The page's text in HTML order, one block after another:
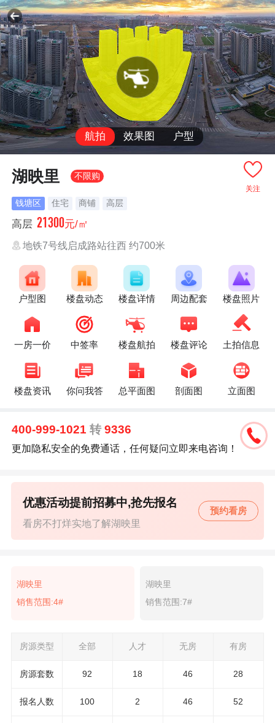
航拍 效果图 户型
关注
湖映里 不限购
钱塘区 住宅 商铺 高层
高层 21300元/㎡
地铁7号线启成路站往西 约700米
户型图 楼盘动态 楼盘详情 周边配套 楼盘照片
一房一价 中签率 楼盘航拍 楼盘评论 土拍信息
楼盘资讯 你问我答 总平面图 剖面图 立面图
400-999-1021转 9336
更加隐私安全的免费通话，任何疑问立即来电咨询！
看房不打烊实地了解湖映里
优惠活动提前招募中,抢先报名
预约看房
湖映里
销售范围:4#
湖映里
销售范围:7#
房源类型 全部 人才 无房 有房
房源套数 92 18 46 28
报名 人数 100 2 46 52